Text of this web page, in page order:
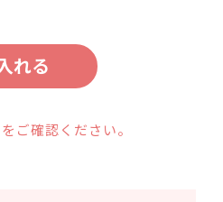
をご確認ください。